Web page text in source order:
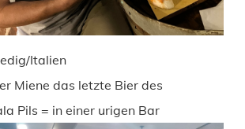
Italien
Miene das letzte Bier des
Pils = in einer urigen Bar